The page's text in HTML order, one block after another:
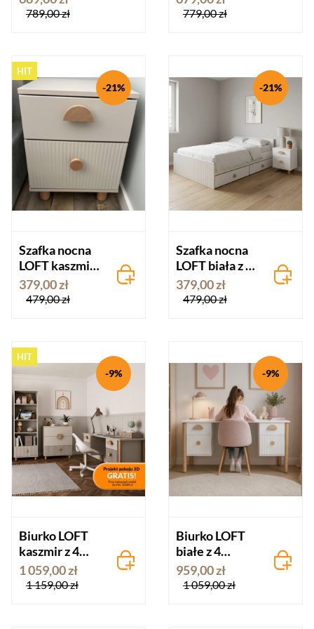
Pinewood
789,00 zł
Pinewood
779,00 zł
HIT
Szafka nocna
LOFT kaszmir z
2 szufladami
Pinewood
379,00 zł
479,00 zł
-21%
Szafka nocna
LOFT biała z 2
szufladami
Pinewood
379,00 zł
479,00 zł
-21%
HIT
Biurko LOFT
kaszmir z 4
szufladami
Pinewood
1 059,00 zł
1 159,00 zł
-9%
Biurko LOFT
białe z 4
szufladami
Pinewood
959,00 zł
1 059,00 zł
-9%